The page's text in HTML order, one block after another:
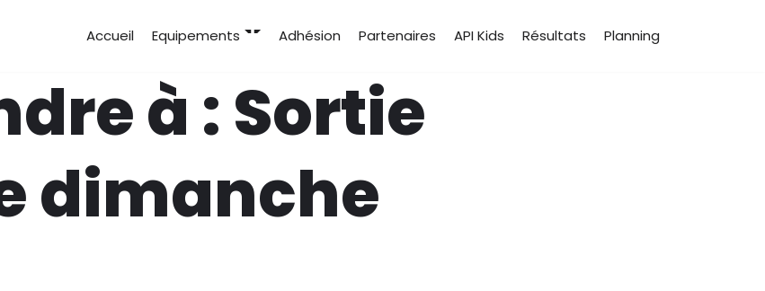
Accueil Equipements Adhésion Partenaires API Kids Résultats Planning
à : Sortie
dimanche